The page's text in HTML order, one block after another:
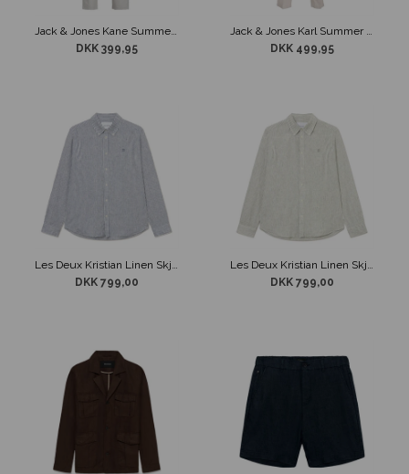
DKK 399,95
DKK 499,95
Les Deux Kristian Linen Skjorte Stribet Beige / Blå
DKK 799,00
Les Deux Kristian Linen Skjorte Stribet Beige / Grøn
DKK 799,00